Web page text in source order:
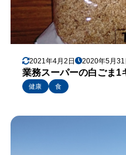
2021年4月2日 2020年5月31
業務スーパーの白ごま1
健康
食